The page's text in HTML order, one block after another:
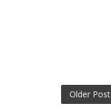
Older Post